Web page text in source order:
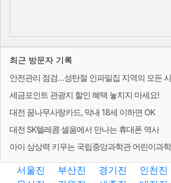
최근 방문자 기록
안전관리 점검…성탄절 인파밀집 지역의 모든
세금포인트 관광지 할인 혜택 놓치지 마세요!
대전 꿈나무사랑카드, 막내 18세 이하면 OK
대전 SK텔레콤 셀움에서 만나는 휴대폰 역사
아이 상상력 키우는 국립중앙과학관 어린이과
서울진 부산진 경기진 인천진